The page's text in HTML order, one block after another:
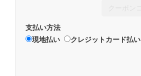
支払い方法
現地払い
クレジットカード払い